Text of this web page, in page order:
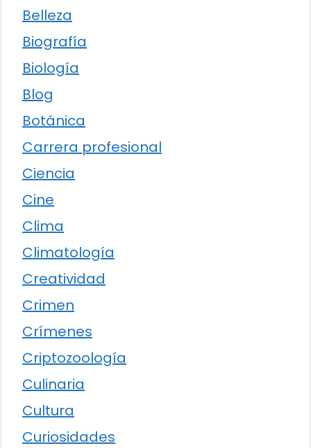
Belleza
Biografía
Biología
Blog
Botánica
Carrera profesional
Ciencia
Cine
Clima
Climatología
Creatividad
Crimen
Crímenes
Criptozoología
Culinaria
Cultura
Curiosidades